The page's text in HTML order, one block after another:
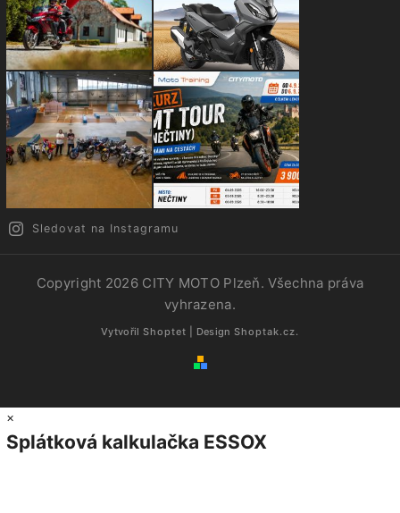
Sledovat na Instagramu
Copyright 2026 CITY MOTO Plzeň. Všechna práva
vyhrazena.
Vytvořil Shoptet | Design Shoptak.cz.
×
Splátková kalkulačka ESSOX